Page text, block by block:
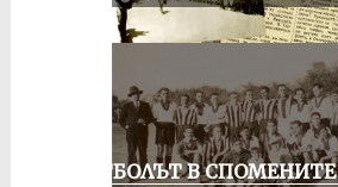
ФУТБОЛЪТ В СПОМЕНИТЕ